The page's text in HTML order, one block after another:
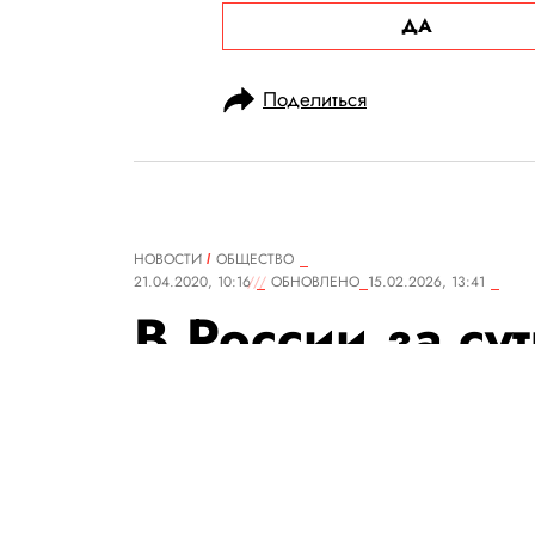
ДА
Поделиться
НОВОСТИ
ОБЩЕСТВО
21.04.2020, 10:16
ОБНОВЛЕНО 15.02.2026, 13:41
В России за